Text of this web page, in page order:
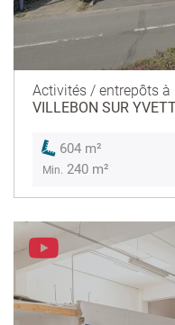
Activités / entrepôts à
VILLEBON SUR
604 m²
Min. 240 m²